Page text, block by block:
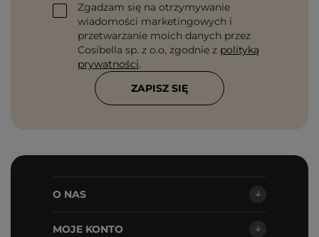
Zgadzam się na otrzymywanie
wiadomości marketingowych i
przetwarzanie moich danych przez
Cosibella sp. z o.o, zgodnie z polityką
prywatności.
ZAPISZ SIĘ
O NAS
MOJE KONTO